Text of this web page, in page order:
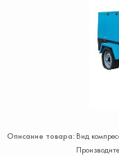
Описание товара: Вид